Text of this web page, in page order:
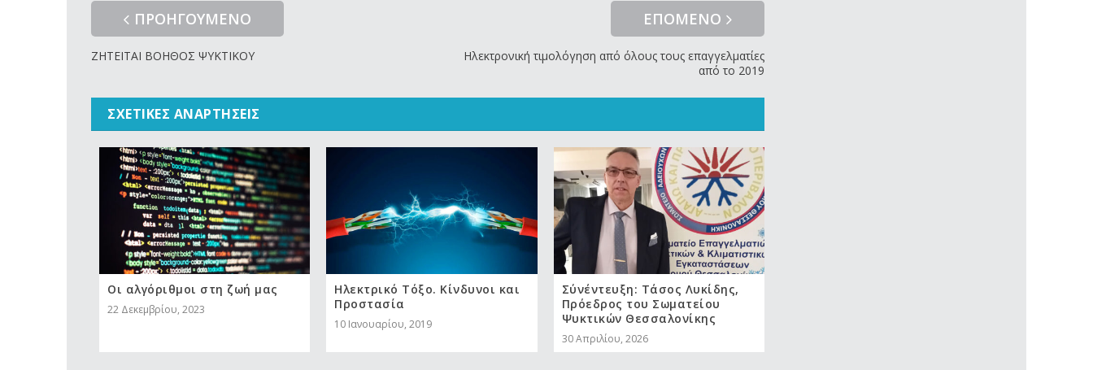
ΠΡΟΗΓΟΥΜΕΝΟ
ΖΗΤΕΙΤΑΙ ΒΟΗΘΟΣ ΨΥΚΤΙΚΟΥ
ΕΠΟΜΕΝΟ
Ηλεκτρονική τιμολόγηση από όλους τους επαγγελματίες
από το 2019
ΣΧΕΤΙΚΈΣ ΑΝΑΡΤΉΣΕΙΣ
Οι αλγόριθμοι στη ζωή μας
22 Δεκεμβρίου, 2023
Ηλεκτρικό Τόξο. Κίνδυνοι και
Προστασία
10 Ιανουαρίου, 2019
Σύνέντευξη: Τάσος Λυκίδης,
Πρόεδρος του Σωματείου
Ψυκτικών Θεσσαλονίκης
30 Απριλίου, 2026